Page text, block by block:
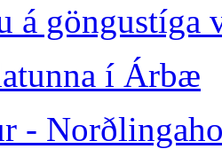
á göngustíga
í Árbæ
-